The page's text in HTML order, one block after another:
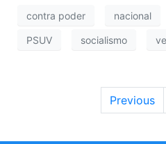
contra poder nacional
PSUV socialismo
Previous